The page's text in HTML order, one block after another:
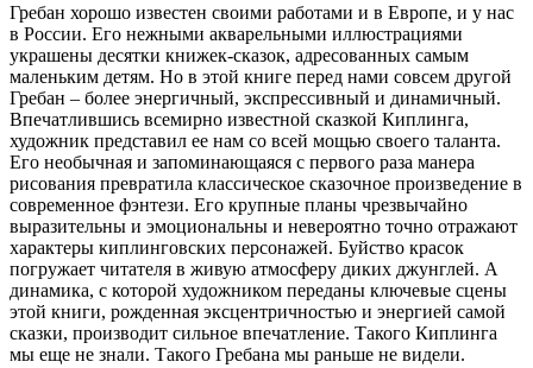
Гребан хорошо известен своими работами и в Европе, и у нас
в России. Его нежными акварельными иллюстрациями
украшены десятки книжек-сказок, адресованных самым
маленьким детям. Но в этой книге перед нами совсем другой
Гребан – более энергичный, экспрессивный и динамичный.
Впечатлившись всемирно известной сказкой Киплинга,
художник представил ее нам со всей мощью своего таланта.
Его необычная и запоминающаяся с первого раза манера
рисования превратила классическое сказочное произведение в
современное фэнтези. Его крупные планы чрезвычайно
выразительны и эмоциональны и невероятно точно отражают
характеры киплинговских персонажей. Буйство красок
погружает читателя в живую атмосферу диких джунглей. А
динамика, с которой художником переданы ключевые сцены
этой книги, рожденная эксцентричностью и энергией самой
сказки, производит сильное впечатление. Такого Киплинга
мы еще не знали. Такого Гребана мы раньше не видели.